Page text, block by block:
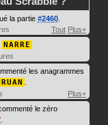
la partie #2460
Tout Plus+
NARRE
les anagrammes
Plus+
le zéro